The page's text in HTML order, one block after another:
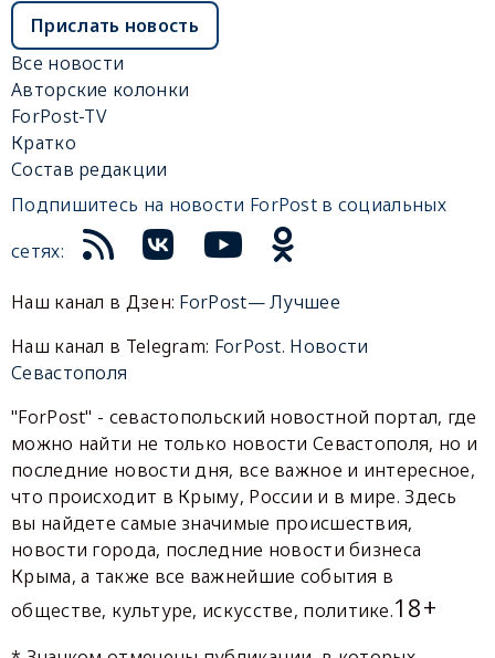
Прислать новость
Все новости
Авторские колонки
ForPost-TV
Кратко
Состав редакции
Подпишитесь на новости ForPost в социальных
сетях:
Наш канал в Дзен: ForPost— Лучшее
Наш канал в Telegram: ForPost. Новости
Севастополя
"ForPost" - севастопольский новостной портал, где
можно найти не только новости Севастополя, но и
последние новости дня, все важное и интересное,
что происходит в Крыму, России и в мире. Здесь
вы найдете самые значимые происшествия,
новости города, последние новости бизнеса
Крыма, а также все важнейшие события в
обществе, культуре, искусстве, политике.18+